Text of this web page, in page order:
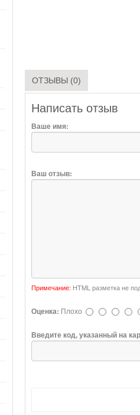
ОТЗЫВЫ (0)
Написать отзыв
Ваше имя:
Ваш отзыв:
Примечание: HTML разметка не
Оценка: Плохо
Введите код, указанный на